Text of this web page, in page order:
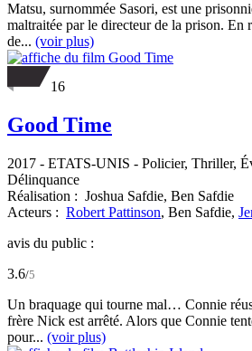
Matsu, surnommée Sasori, est une
maltraitée par le directeur de la prison. En
de... (voir plus)
16
Good Time
2017 - ETATS-UNIS - Policier, Thriller,
Délinquance
Réalisation : Joshua Safdie, Ben Safdie
Acteurs : Robert Pattinson, Ben Safdie,
avis du public :
3.6/5
Un braquage qui tourne mal… Connie
frère Nick est arrêté. Alors que Connie
pour... (voir plus)